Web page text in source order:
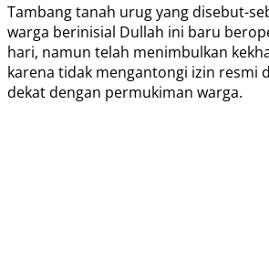
Tambang tanah urug yang disebut-
warga berinisial Dullah ini baru
hari, namun telah menimbulkan
karena tidak mengantongi izin resmi
dekat dengan permukiman warga.